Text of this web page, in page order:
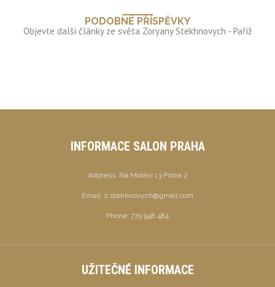
PODOBNÉ PŘÍSPĚVKY
INFORMACE SALON PRAHA
Address: Na Moráni 13 Praha 2
Email: z.stekhnovych@gmail.com
Phone: 775 948 484
UŽITEČNÉ INFORMACE